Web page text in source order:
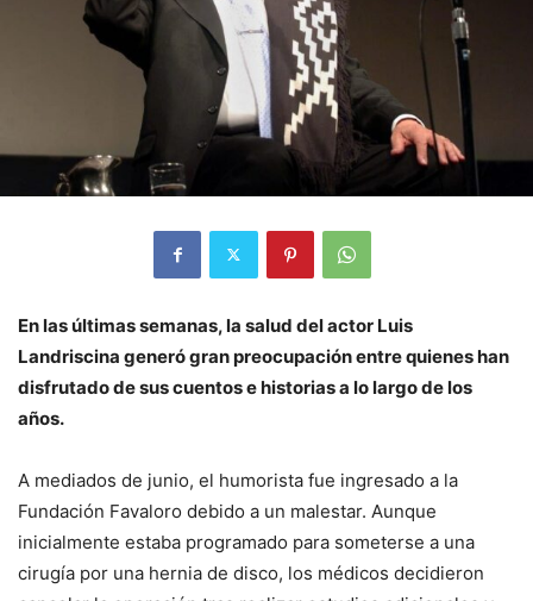
En las últimas semanas, la salud del actor Luis
Landriscina generó gran preocupación entre quienes han
disfrutado de sus cuentos e historias a lo largo de los
años.
A mediados de junio, el humorista fue ingresado a la
Fundación Favaloro debido a un malestar. Aunque
inicialmente estaba programado para someterse a una
cirugía por una hernia de disco, los médicos decidieron